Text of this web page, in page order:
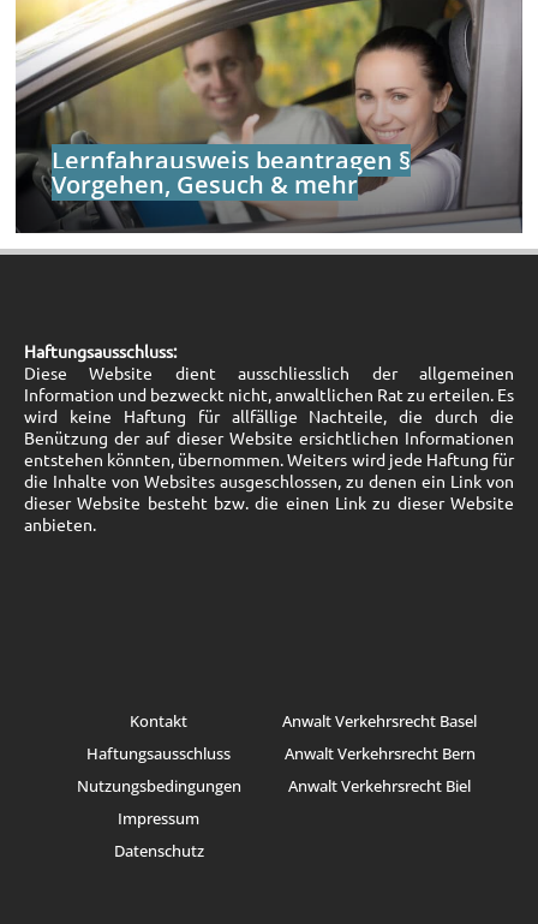
Lernfahrausweis beantragen §
Vorgehen, Gesuch & mehr
Haftungsausschluss:
Diese Website dient ausschliesslich der allgemeinen
Information und bezweckt nicht, anwaltlichen Rat zu erteilen. Es
wird keine Haftung für allfällige Nachteile, die durch die
Benützung der auf dieser Website ersichtlichen Informationen
entstehen könnten, übernommen. Weiters wird jede Haftung für
die Inhalte von Websites ausgeschlossen, zu denen ein Link von
dieser Website besteht bzw. die einen Link zu dieser Website
anbieten.
Kontakt
Haftungsausschluss
Nutzungsbedingungen
Impressum
Datenschutz
Anwalt Verkehrsrecht Basel
Anwalt Verkehrsrecht Bern
Anwalt Verkehrsrecht Biel